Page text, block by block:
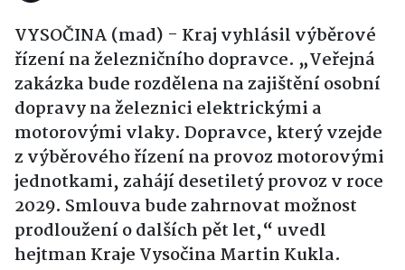
VYSOČINA (mad) - Kraj vyhlásil výběrové
řízení na železničního dopravce. „Veřejná
zakázka bude rozdělena na zajištění osobní
dopravy na železnici elektrickými a
motorovými vlaky. Dopravce, který vzejde
z výběrového řízení na provoz motorovými
jednotkami, zahájí desetiletý provoz v roce
2029. Smlouva bude zahrnovat možnost
prodloužení o dalších pět let,“ uvedl
hejtman Kraje Vysočina Martin Kukla.